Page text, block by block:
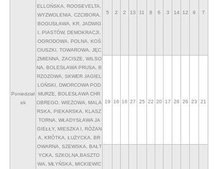
Poniedział
ek
ELLOŃSKA, ROOSEVELTA,
WYZWOLENIA, CZCIBORA,
BOGUSŁAWA, KR. JADWIG
I, PIASTÓW, DEMOKRACJI,
OGRODOWA, POLNA, KOŚ
CIUSZKI, TOWAROWA, JĘC
ZMIENNA, ZACISZE, WILSO
NA, BOLESŁAWA PRUSA, B
RZOZOWA, SKWER JAGIEL
LOŃSKI, DWORCOWA POD
MURZE, BOLESŁAWA CHR
OBREGO, WIEŻOWA, MALA
RSKA, PIEKARSKA, KLASZ
TORNA, WŁADYSŁAWA JA
GIEŁŁY, MIESZKA I, RÓŻAN
A, KRÓTKA, ŁUŻYCKA, BR
OWARNA, SZEWSKA, BAŁT
YCKA, SZKOLNA,BASZTO
WA, MŁYŃSKA, MICKIEWIC
5 2 2 13 11 8 6 3 14 12 9 7
19 16 16 27 25 22 20 17 28 26 23 21